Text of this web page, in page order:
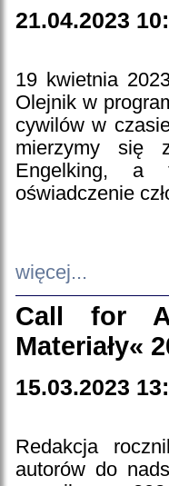
21.04.2023
19 kwietnia
Olejnik w
cywilów w
mierzymy się
Engelking, a
oświadczenie
więcej...
Call for
Materiały«
15.03.2023
Redakcja
autorów do